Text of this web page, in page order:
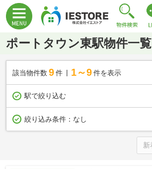
ポートタウン東駅物件一覧
該当物件数 9件 1～9 件を表示
駅で絞り込む
絞り込み条件： なし